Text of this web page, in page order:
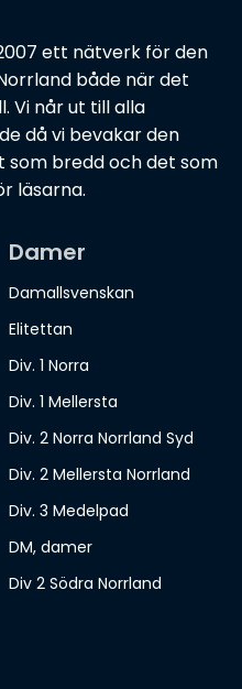
ett nätverk för den
både när det
Vi når ut till alla
då vi bevakar den
som bredd och det som
läsarna.
Damer
Damallsvenskan
Elitettan
Div. 1 Norra
Div. 1 Mellersta
Div. 2 Norra Norrland Syd
Div. 2 Mellersta Norrland
Div. 3 Medelpad
DM, damer
Div 2 Södra Norrland